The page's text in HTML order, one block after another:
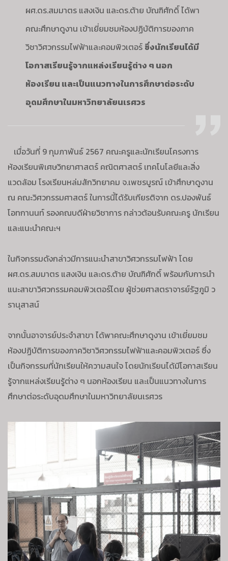
ผศ.ดร.สมมาตร แสงเงิน และดร.ต้าย บัณฑิศักดิ์ ได้พา
คณะศึกษาดูงาน เข้าเยี่ยมชมห้องปฏิบัติการของภาค
วิชาวิศวกรรมไฟฟ้าและคอมพิวเตอร์ ซึ่งนักเรียนได้มี
โอกาสเรียนรู้จากแหล่งเรียนรู้ต่าง ๆ นอก
ห้องเรียน และเป็นแนวทางในการศึกษาต่อระดับ
อุดมศึกษาในมหาวิทยาลัยนเรศวร
เมื่อวันที่ 9 กุมภาพันธ์ 2567 คณะครูและนักเรียนโครงการ
ห้องเรียนพิเศษวิทยาศาสตร์ คณิตศาสตร์ เทคโนโลยีและสิ่ง
แวดล้อม โรงเรียนหล่มสักวิทยาคม จ.เพชรบูรณ์ เข้าศึกษาดูงาน
ณ คณะวิศวกรรมศาสตร์ ในการนี้ได้รับเกียรติจาก ดร.ปองพันธ์
โอทกานนท์ รองคณบดีฝ่ายวิชาการ กล่าวต้อนรับคณะครู นักเรียน
และแนะนำคณะฯ
ในกิจกรรมดังกล่าวมีการแนะนำสาขาวิศวกรรมไฟฟ้า โดย
ผศ.ดร.สมมาตร แสงเงิน และดร.ต้าย บัณฑิศักดิ์ พร้อมกับการนำ
แนะสาขาวิศวกรรมคอมพิวเตอร์โดย ผู้ช่วยศาสตราจารย์รัฐภูมิ ว
รานุสาสน์
จากนั้นอาจารย์ประจำสาขา ได้พาคณะศึกษาดูงาน เข้าเยี่ยมชม
ห้องปฏิบัติการของภาควิชาวิศวกรรมไฟฟ้าและคอมพิวเตอร์ ซึ่ง
เป็นกิจกรรมที่นักเรียนให้ความสนใจ โดยนักเรียนได้มีโอกาสเรียน
รู้จากแหล่งเรียนรู้ต่าง ๆ นอกห้องเรียน และเป็นแนวทางในการ
ศึกษาต่อระดับอุดมศึกษาในมหาวิทยาลัยนเรศวร